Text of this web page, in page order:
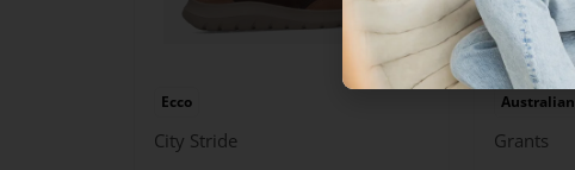
Ecco
City Stride
Australian
Grants